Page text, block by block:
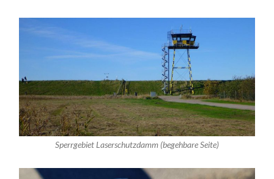
Sperrgebiet Laserschutzdamm (begehbare Seite)